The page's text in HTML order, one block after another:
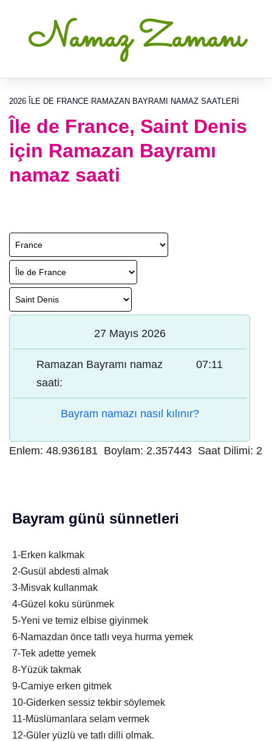
Namaz Zamanı
2026 ÎLE DE FRANCE RAMAZAN BAYRAMI NAMAZ SAATLERI
Île de France, Saint Denis
için Ramazan Bayramı
namaz saati
27 Mayıs 2026
Ramazan Bayramı namaz
saati:
07:11
Bayram namazı nasıl kılınır?
Enlem: 48.936181 Boylam: 2.357443 Saat Dilimi: 2
Bayram günü sünnetleri
1-Erken kalkmak
2-Gusül abdesti almak
3-Misvak kullanmak
4-Güzel koku sürünmek
5-Yeni ve temiz elbise giyinmek
6-Namazdan önce tatlı veya hurma yemek
7-Tek adette yemek
8-Yüzük takmak
9-Camiye erken gitmek
10-Giderken sessiz tekbir söylemek
11-Müslümanlara selam vermek
12-Güler yüzlü ve tatlı dilli olmak.